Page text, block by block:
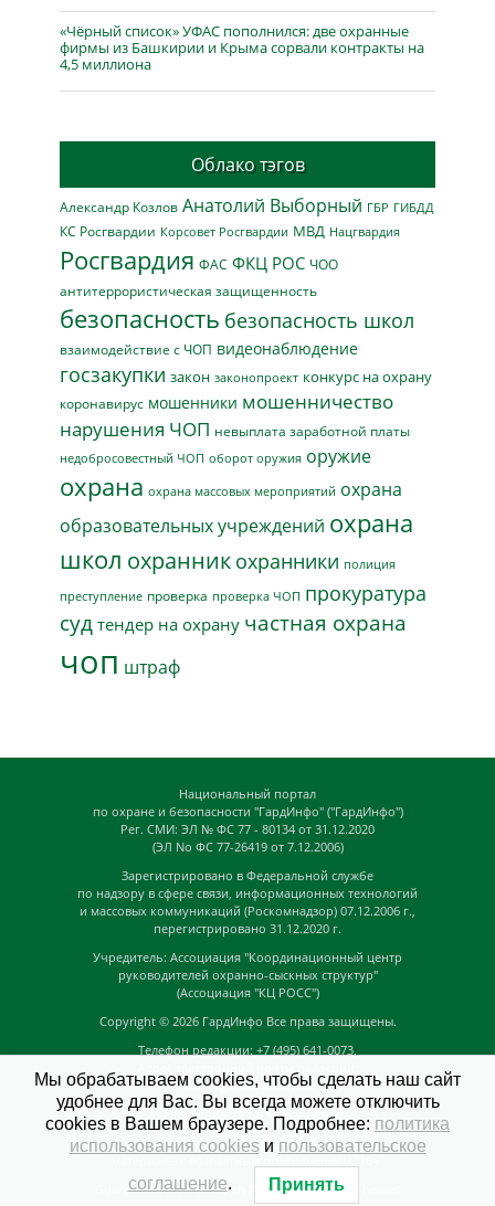
«Чёрный список» УФАС пополнился: две охранные
фирмы из Башкирии и Крыма сорвали контракты на
4,5 миллиона
Облако тэгов
Александр Козлов Анатолий Выборный ГБР ГИБДД
КС Росгвардии Корсовет Росгвардии МВД Нацгвардия
Росгвардия ФАС ФКЦ РОС ЧОО
антитеррористическая защищенность
безопасность безопасность школ
взаимодействие с ЧОП видеонаблюдение
госзакупки закон законопроект конкурс на охрану
коронавирус мошенники мошенничество
нарушения ЧОП невыплата заработной платы
недобросовестный ЧОП оборот оружия оружие
охрана охрана массовых мероприятий охрана
образовательных учреждений охрана
школ охранник охранники полиция
преступление проверка проверка ЧОП прокуратура
суд тендер на охрану частная охрана
чоп штраф
Национальный портал
по охране и безопасности "ГардИнфо" ("ГардИнфо")
Рег. СМИ: ЭЛ № ФС 77 - 80134 от 31.12.2020
(ЭЛ No ФС 77-26419 от 7.12.2006)
Зарегистрировано в Федеральной службе
по надзору в сфере связи, информационных технологий
и массовых коммуникаций (Роскомнадзор) 07.12.2006 г.,
перегистрировано 31.12.2020 г.
Учредитель: Ассоциация "Координационный центр
руководителей охранно-сыскных структур"
(Ассоциация "КЦ РОСС")
Copyright © 2026 ГардИнфо Все права защищены.
Телефон редакции: +7 (495) 641-0073,
news@guardinfo.online
Главный редактор: Кузьмин Д.А.
На сайте могут быть размещены
GuardInfo based on Catch Adaptive byCatch Themes
Мы обрабатываем cookies, чтобы сделать наш сайт
удобнее для Вас. Вы всегда можете отключить
cookies в Вашем браузере. Подробнее: политика
использования cookiesи пользовательское
соглашение. Принять